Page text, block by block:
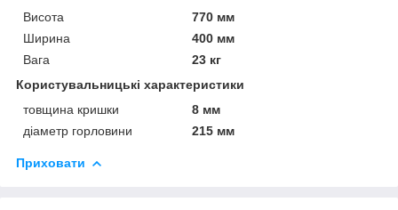
Висота
770 мм
Ширина
400 мм
Вага
23 кг
Користувальницькі характеристики
товщина кришки
8 мм
діаметр горловини
215 мм
Приховати